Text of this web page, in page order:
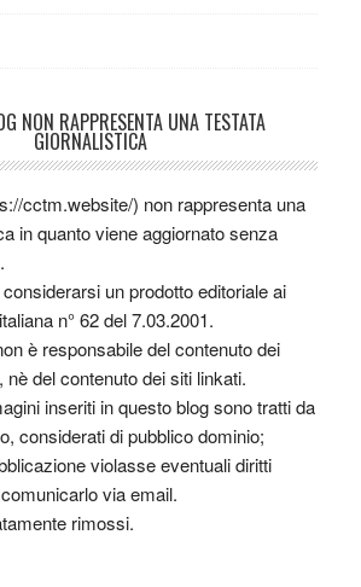
NON RAPPRESENTA UNA TESTATA
GIORNALISTICA
cctm.website/) non rappresenta una
in quanto viene aggiornato senza
un prodotto editoriale ai
n° 62 del 7.03.2001.
è responsabile del contenuto dei
del contenuto dei siti linkati.
inseriti in questo blog sono tratti da
considerati di pubblico dominio;
violasse eventuali diritti
via email.
rimossi.